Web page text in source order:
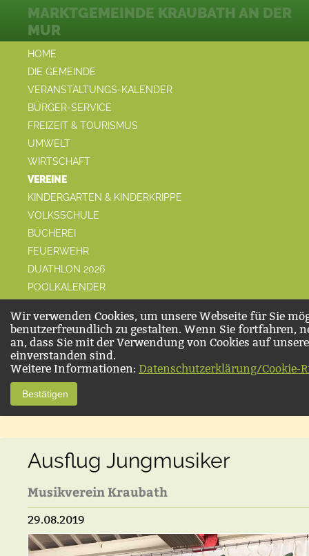
HOME
DIE GEMEINDE
VERANSTALTUNGS-KALENDER
BÜRGER-SERVICE
FREIZEIT & TOURISMUS
UMWELT
WIRTSCHAFT
VEREINE
KINDERGARTEN & KINDERKRIPPE
VOLKSSCHULE
BÜCHEREI
FEUERWEHR
DUATHLON 2026
POOLKALENDER
MARKTGEMEINDE KRAUBATH AN DER
MUR
Wir verwenden Cookies, um unsere Webseite für Sie
benutzerfreundlich zu gestalten. Wenn Sie fortfahren,
an, dass Sie mit der Verwendung von Cookies auf
einverstanden sind.
Weitere Informationen: Datenschutzerklärung/Cookie-
Bestätigen
Ausflug Jungmusiker
Musikverein Kraubath
29.08.2019